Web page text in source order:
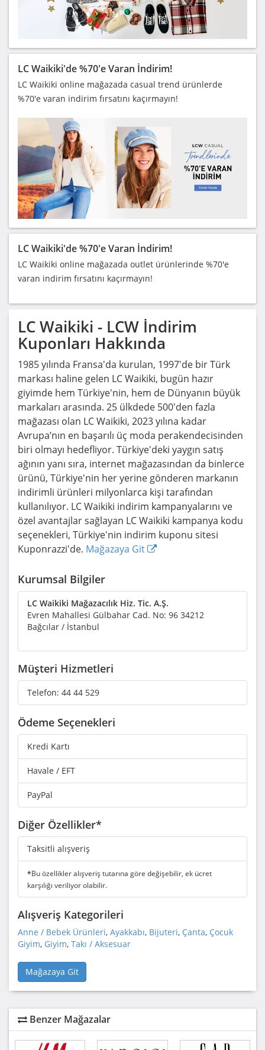
LC Waikiki'de %70'e Varan İndirim!
LC Waikiki online mağazada casual trend ürünlerde
%70'e varan indirim fırsatını kaçırmayın!
LC Waikiki'de %70'e Varan İndirim!
LC Waikiki online mağazada outlet ürünlerinde %70'e
varan indirim fırsatını kaçırmayın!
LC Waikiki - LCW İndirim
Kuponları Hakkında
1985 yılında Fransa'da kurulan, 1997'de bir Türk
markası haline gelen LC Waikiki, bugün hazır
giyimde hem Türkiye'nin, hem de Dünyanın büyük
markaları arasında. 25 ülkdede 500'den fazla
mağazası olan LC Waikiki, 2023 yılına kadar
Avrupa’nın en başarılı üç moda perakendecisinden
biri olmayı hedefliyor. Türkiye'deki yaygın satış
ağının yanı sıra, internet mağazasından da binlerce
ürünü, Türkiye'nin her yerine gönderen markanın
indirimli ürünleri milyonlarca kişi tarafından
kullanılıyor. LC Waikiki indirim kampanyalarını ve
özel avantajlar sağlayan LC Waikiki kampanya kodu
seçenekleri, Türkiye'nin indirim kuponu sitesi
Kuponrazzi'de. Mağazaya Git
Kurumsal Bilgiler
LC Waikiki Mağazacılık Hiz. Tic. A.Ş.
Evren Mahallesi Gülbahar Cad. No: 96 34212
Bağcılar / İstanbul
Müşteri Hizmetleri
Telefon: 44 44 529
Ödeme Seçenekleri
Kredi Kartı
Havale / EFT
PayPal
Diğer Özellikler*
Taksitli alışveriş
*Bu özellikler alışveriş tutarına göre değişebilir, ek ücret
karşılığı veriliyor olabilir.
Alışveriş Kategorileri
Anne / Bebek Ürünleri, Ayakkabı, Bijuteri, Çanta, Çocuk
Giyim, Giyim, Takı / Aksesuar
Mağazaya Git
Benzer Mağazalar